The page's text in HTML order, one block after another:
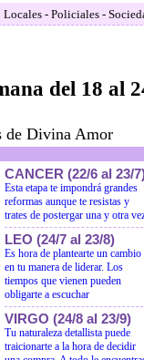
Locales - Policiales -
del 18 al
de Divina Amor
CANCER (22/6 al 23/
Esta etapa te impondrá grandes
reformas aunque te resistas y
trates de postergar una y otra
LEO (24/7 al 23/8)
Es hora de plantearte un cambio
en tu manera de liderar. Los
tiempos que vienen pueden
obligarte a escuchar
VIRGO (24/8 al 23/9)
Tu naturaleza detallista puede
traicionarte a la hora de decidir